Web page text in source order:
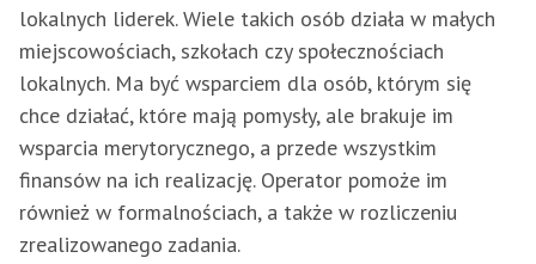
lokalnych liderek. Wiele takich osób działa w małych
miejscowościach, szkołach czy społecznościach
lokalnych. Ma być wsparciem dla osób, którym się
chce działać, które mają pomysły, ale brakuje im
wsparcia merytorycznego, a przede wszystkim
finansów na ich realizację. Operator pomoże im
również w formalnościach, a także w rozliczeniu
zrealizowanego zadania.